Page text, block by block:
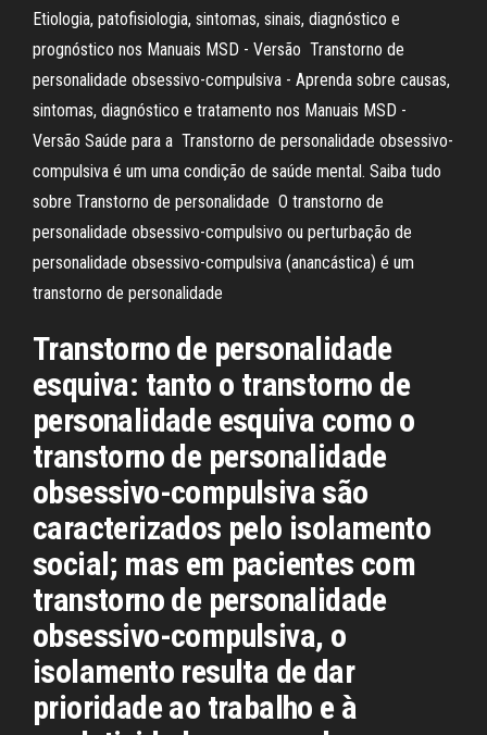
Etiologia, patofisiologia, sintomas, sinais, diagnóstico e
prognóstico nos Manuais MSD - Versão Transtorno de
personalidade obsessivo-compulsiva - Aprenda sobre causas,
sintomas, diagnóstico e tratamento nos Manuais MSD -
Versão Saúde para a Transtorno de personalidade obsessivo-
compulsiva é um uma condição de saúde mental. Saiba tudo
sobre Transtorno de personalidade O transtorno de
personalidade obsessivo-compulsivo ou perturbação de
personalidade obsessivo-compulsiva (anancástica) é um
transtorno de personalidade
Transtorno de personalidade
esquiva: tanto o transtorno de
personalidade esquiva como o
transtorno de personalidade
obsessivo-compulsiva são
caracterizados pelo isolamento
social; mas em pacientes com
transtorno de personalidade
obsessivo-compulsiva, o
isolamento resulta de dar
prioridade ao trabalho e à